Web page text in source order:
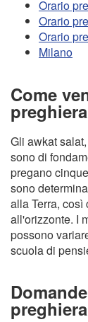
Orario
Orario
Orario
Milano
Come
Gli awkat
sono di
pregano
sono
alla Terra,
all'orizzonte. I
possono
scuola di